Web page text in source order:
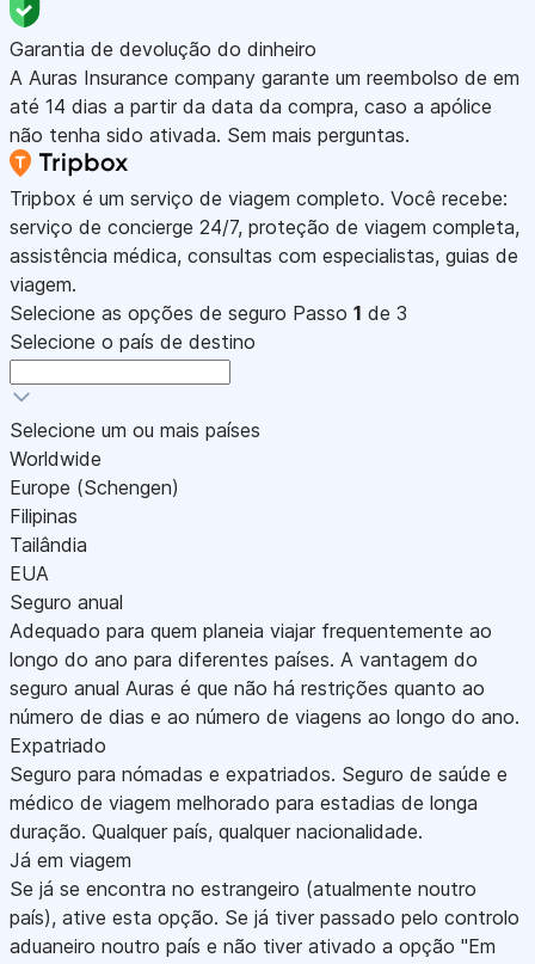
Garantia de devolução do dinheiro
A Auras Insurance company garante um reembolso de em
até 14 dias a partir da data da compra, caso a apólice
não tenha sido ativada. Sem mais perguntas.
Tripbox é um serviço de viagem completo. Você recebe:
serviço de concierge 24/7, proteção de viagem completa,
assistência médica, consultas com especialistas, guias de
viagem.
Selecione as opções de seguro Passo 1 de 3
Selecione o país de destino
Selecione um ou mais países
Worldwide
Europe (Schengen)
Filipinas
Tailândia
EUA
Seguro anual
Adequado para quem planeia viajar frequentemente ao
longo do ano para diferentes países. A vantagem do
seguro anual Auras é que não há restrições quanto ao
número de dias e ao número de viagens ao longo do ano.
Expatriado
Seguro para nómadas e expatriados. Seguro de saúde e
médico de viagem melhorado para estadias de longa
duração. Qualquer país, qualquer nacionalidade.
Já em viagem
Se já se encontra no estrangeiro (atualmente noutro
país), ative esta opção. Se já tiver passado pelo controlo
aduaneiro noutro país e não tiver ativado a opção "Em